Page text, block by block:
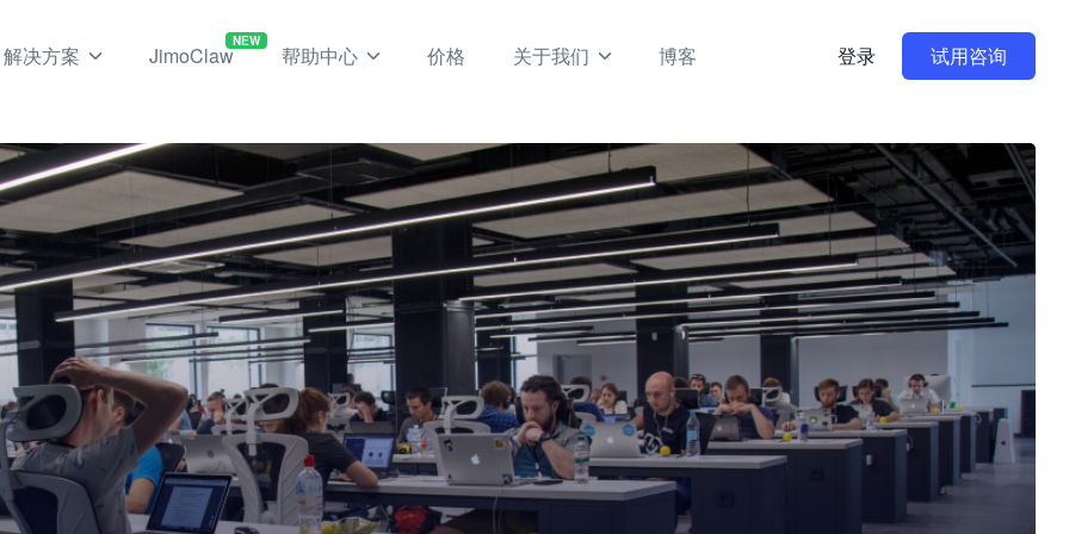
解决方案 JimoClaw
NEW
帮助中心 价格 关于我们 博客 登录 试用咨询